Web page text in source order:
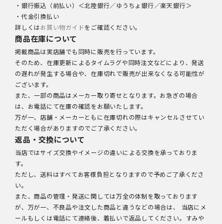
・銀行振込（前払い）＜北陸銀行／ゆうちょ銀行／楽天銀行＞
・代金引換払い
詳しくはお買い物ガイドをご確認ください。
商品在庫について
掲載商品は実店舗でも同時に販売を行っています。
そのため、在庫更新によるタイムラグや同時注文などにより、発送
の遅れが発生する場合や、在庫切れで販売が出来なくなる可能性が
ございます。
また、一部の商品はメーカー取り寄せとなります。お急ぎの場合
は、お電話にて在庫の確認をお願いたします。
万が一、店舗・メーカーともに在庫切れの際はキャンセルさせてい
ただく場合がありますのでご了承ください。
返品・交換について
当店ではサイズ交換やイメージの違いによる交換を承っておりま
す。
ただし、送料はすべてお客様負担となりますので予めご了承くださ
い。
また、商品の管理・発送に関しては万全の体制を取っております
が、万が一、不良品や注文した商品と違うなどの場合は、 当店にメ
ールもしくは電話にて連絡後、着払いで返品してください。すみや